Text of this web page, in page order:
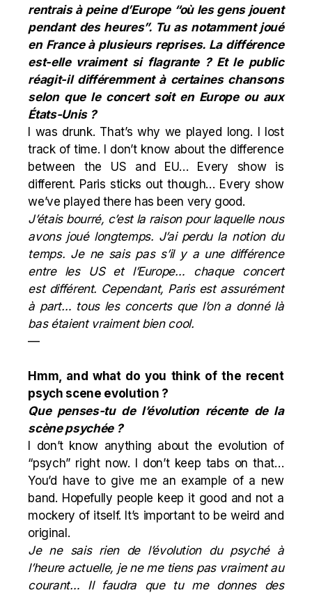
rentrais à peine d’Europe “où les gens jouent
pendant des heures”. Tu as notamment joué
en France à plusieurs reprises. La différence
est-elle vraiment si flagrante ? Et le public
réagit-il différemment à certaines chansons
selon que le concert soit en Europe ou aux
États-Unis ?
I was drunk. That’s why we played long. I lost
track of time. I don’t know about the difference
between the US and EU… Every show is
different. Paris sticks out though… Every show
we’ve played there has been very good.
J’étais bourré, c’est la raison pour laquelle nous
avons joué longtemps. J’ai perdu la notion du
temps. Je ne sais pas s’il y a une différence
entre les US et l’Europe… chaque concert
est différent. Cependant, Paris est assurément
à part… tous les concerts que l’on a donné là
bas étaient vraiment bien cool.
—
Hmm, and what do you think of the recent
psych scene evolution ?
Que penses-tu de l’évolution récente de la
scène psychée ?
I don’t know anything about the evolution of
“psych” right now. I don’t keep tabs on that…
You’d have to give me an example of a new
band. Hopefully people keep it good and not a
mockery of itself. It’s important to be weird and
original.
Je ne sais rien de l’évolution du psyché à
l’heure actuelle, je ne me tiens pas vraiment au
courant… Il faudra que tu me donnes des